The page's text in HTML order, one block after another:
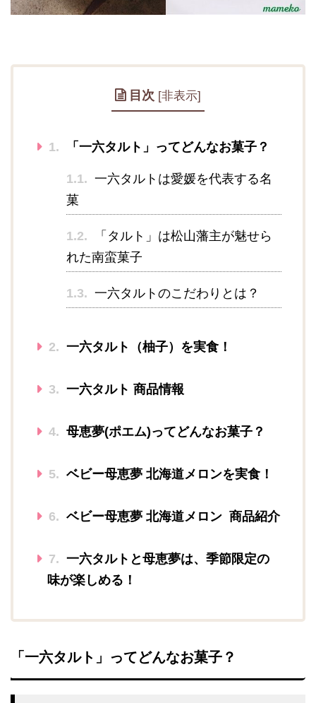
目次 [非表示]
1. 「一六タルト」ってどんなお菓子？
1.1. 一六タルトは愛媛を代表する名
菓
1.2.
「タルト」は松山藩主が魅せら
れた南蛮菓子
1.3. 一六タルトのこだわりとは？
2. 一六タルト（柚子）を実食！
3. 一六タルト 商品情報
4. 母恵夢(ポエム)ってどんなお菓子？
5. ベビー母恵夢 北海道メロンを実食！
6. ベビー母恵夢 北海道メロン 商品紹介
7. 一六タルトと母恵夢は、季節限定の
味が楽しめる！
「一六タルト」ってどんなお菓子？